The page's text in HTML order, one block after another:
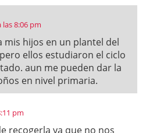
las 8:06 pm
mis hijos en un plantel del
ellos estudiaron el ciclo
aun me pueden dar la
en nivel primaria.
pm
recogerla ya que no nos